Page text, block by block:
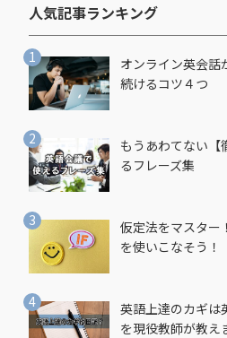
人気記事ランキング​
オンライン英会話
続けるコツ４つ
もうあわてない【
るフレーズ集
仮定法をマスター
を使いこなそう！
英語上達のカギ
を現役教師が教え